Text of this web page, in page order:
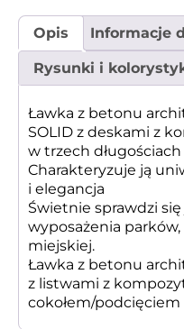
Opis Informacje
Rysunki i
Ławka z betonu
SOLID z deskami z
w trzech
Charakteryzuje ją
i elegancja
Świetnie sprawdzi
wyposażenia
miejskiej.
Ławka z betonu
z listwami z
cokołem/podcięciem